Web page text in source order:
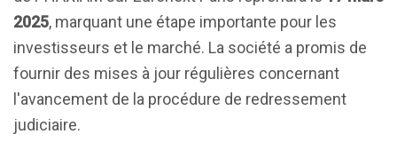
2025, marquant une étape importante pour les
investisseurs et le marché. La société a promis de
fournir des mises à jour régulières concernant
l'avancement de la procédure de redressement
judiciaire.